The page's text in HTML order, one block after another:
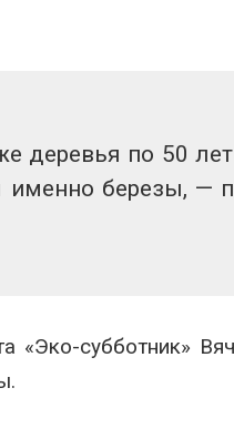
деревья по 50
именно березы, —
«Эко-субботник»
Авг 6, 2026